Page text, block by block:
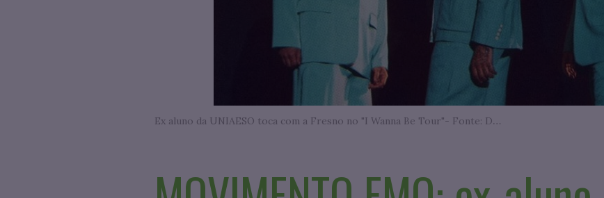
Ex aluno da UNIAESO toca com a Fresno no "I Wanna Be Tour"- Fonte: Divulgação